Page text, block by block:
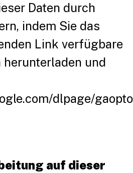
Daten durch
indem Sie das
Link verfügbare
und
dlpage/
auf dieser